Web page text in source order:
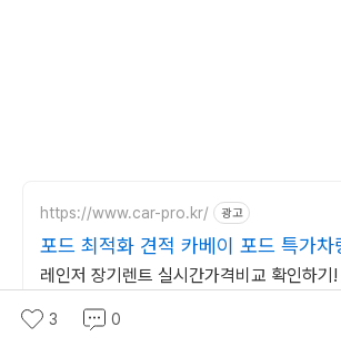
https://www.car-pro.kr/ 광고
포드 최적화 견적 카베이 포드 특가차
레인저 장기렌트 실시간가격비교 확인하기
프로모션 차량 빠른출고 선점하세요.
3 0